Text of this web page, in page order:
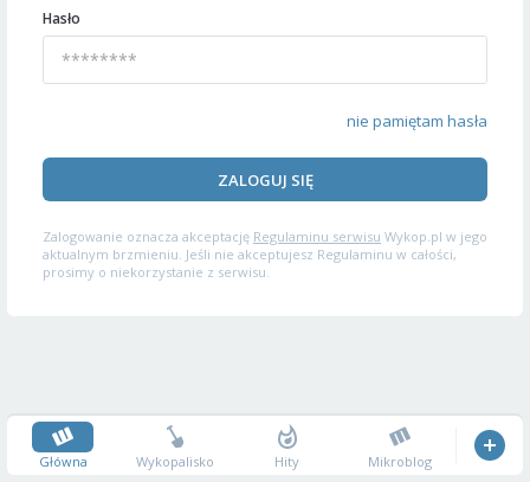
Hasło
nie pamiętam hasła
ZALOGUJ SIĘ
Zalogowanie oznacza akceptację Regulaminu serwisu Wykop.pl w jego
aktualnym brzmieniu. Jeśli nie akceptujesz Regulaminu w całości,
prosimy o niekorzystanie z serwisu.
Główna Wykopalisko Hity Mikroblog